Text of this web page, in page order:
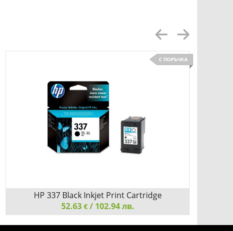
С ПОРЪЧКА
HP 337 Black Inkjet Print Cartridge
52.63 €/ 102.94 лв.